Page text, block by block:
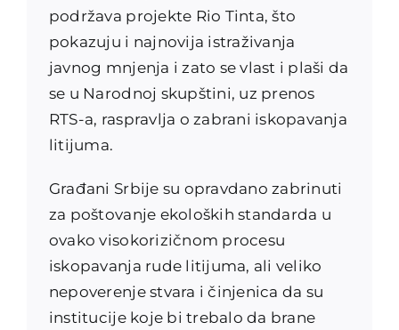
podržava projekte Rio Tinta, što
pokazuju i najnovija istraživanja
javnog mnjenja i zato se vlast i plaši da
se u Narodnoj skupštini, uz prenos
RTS-a, raspravlja o zabrani iskopavanja
litijuma.
Građani Srbije su opravdano zabrinuti
za poštovanje ekoloških standarda u
ovako visokorizičnom procesu
iskopavanja rude litijuma, ali veliko
nepoverenje stvara i činjenica da su
institucije koje bi trebalo da brane